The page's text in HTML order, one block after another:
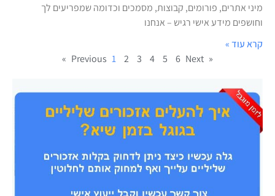
מיני אתרים, פורומים, קבוצות, מסמכים וכדומה שמפריעים לך
וחושפים מידע אישי רגיש – אנחנו
קרא עוד »
« Previous
1 2 3 4 5 6 Next »